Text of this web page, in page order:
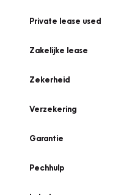
Private lease used
Zakelijke lease
Zekerheid
Verzekering
Garantie
Pechhulp